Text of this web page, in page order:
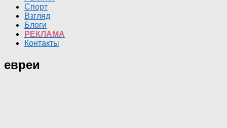
Спорт
Взгляд
Блоги
РЕКЛАМА
Контакты
евреи